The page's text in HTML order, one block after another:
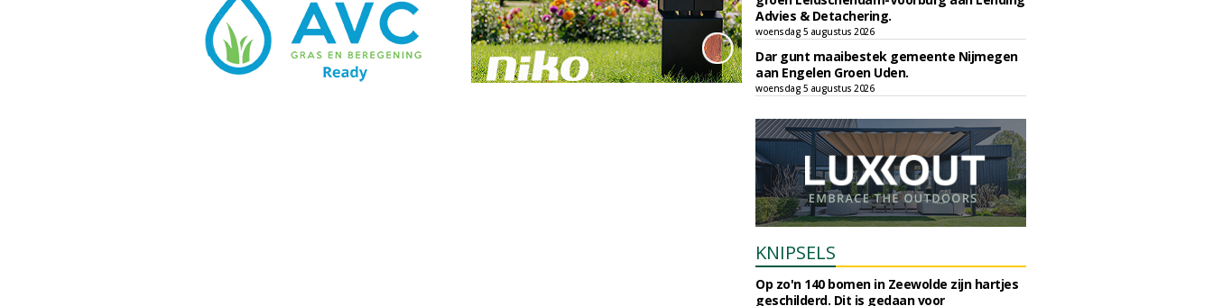
Advies & Detachering.
woensdag 5 augustus 2026
Dar gunt maaibestek gemeente Nijmegen
aan Engelen Groen Uden.
woensdag 5 augustus 2026
KNIPSELS
Op zo'n 140 bomen in Zeewolde zijn hartjes
geschilderd. Dit is gedaan voor